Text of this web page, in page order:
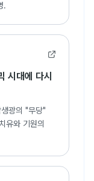
.
시대에 다시
광의 "무당"
유와 기원의